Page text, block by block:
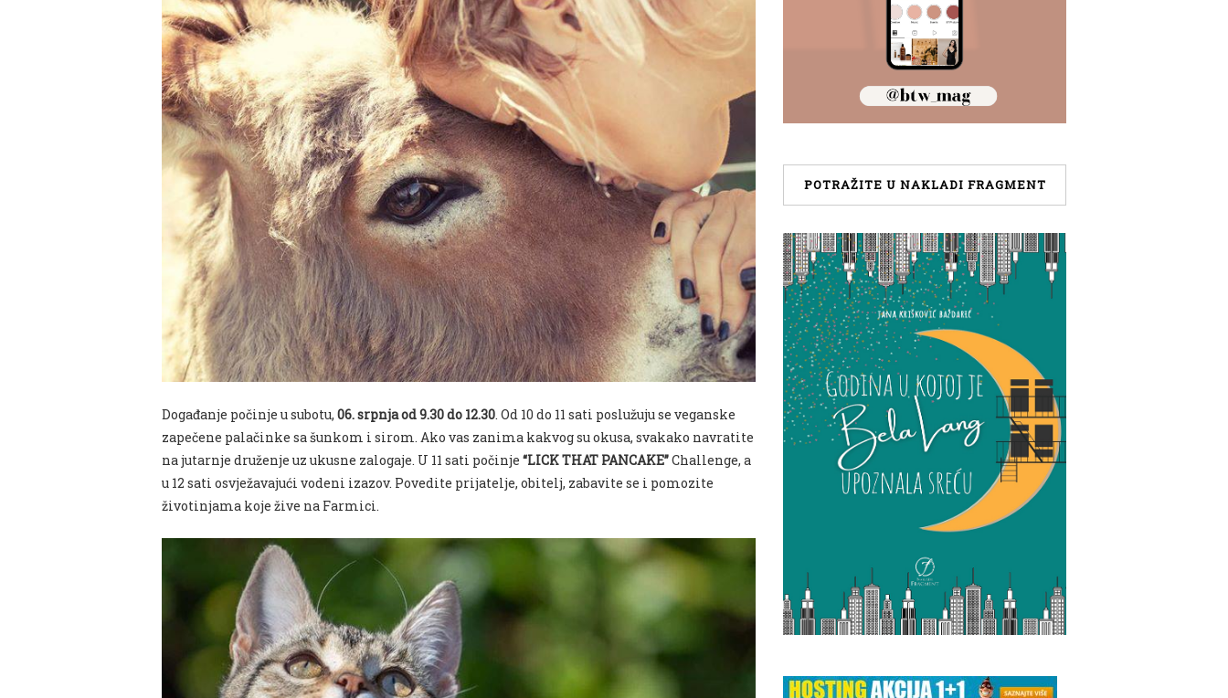
Događanje počinje u subotu, 06. srpnja od 9.30 do 12.30. Od 10 do 11 sati poslužuju se veganske
zapečene palačinke sa šunkom i sirom. Ako vas zanima kakvog su okusa, svakako navratite
na jutarnje druženje uz ukusne zalogaje. U 11 sati počinje “LICK THAT PANCAKE”Challenge, a
u 12 sati osvježavajući vodeni izazov. Povedite prijatelje, obitelj, zabavite se i pomozite
životinjama koje žive na Farmici.
POTRAŽITE U NAKLADI FRAGMENT